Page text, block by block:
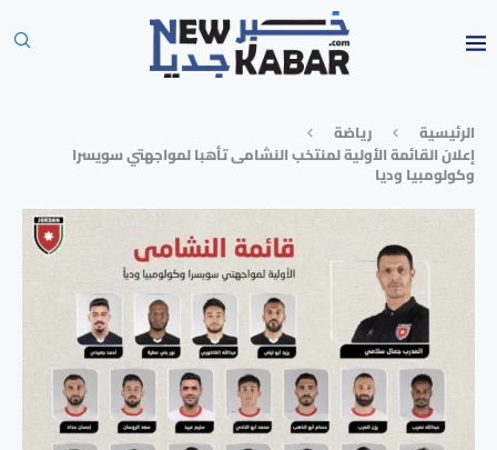
الرئيسية
رياضة
إعلان القائمة الأولية لمنتخب النشامى تأهبا لمواجهتي سويسرا
وكولومبيا وديا